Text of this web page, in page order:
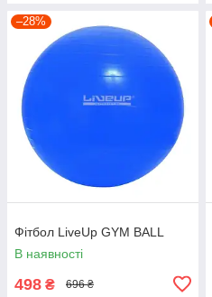
–28%
Фітбол LiveUp GYM BALL
В наявності
498 ₴ 696 ₴